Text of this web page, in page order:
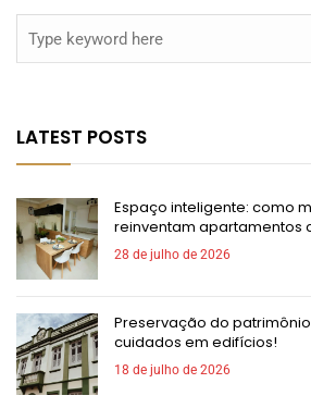
LATEST POSTS
Espaço inteligente: como
reinventam apartamentos
28 de julho de 2026
Preservação do
cuidados em edifícios!
18 de julho de 2026